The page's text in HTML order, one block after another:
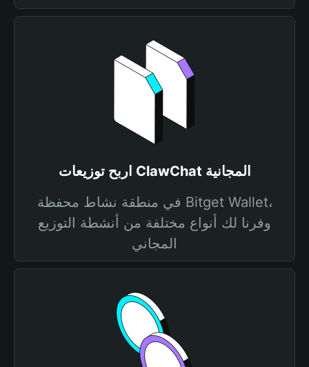
اربح توزيعات ClawChat المجانية
في منطقة نشاط محفظة Bitget Wallet،
وفرنا لك أنواع مختلفة من أنشطة التوزيع
المجاني